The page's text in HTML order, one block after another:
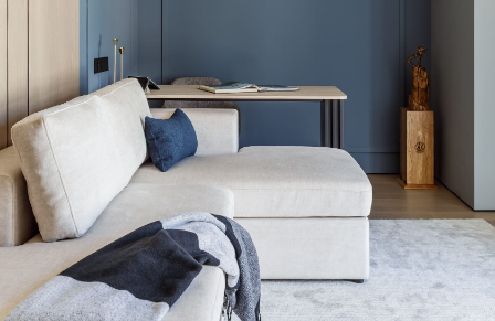
Время начать создавать Ваше
уникальное пространство
Вы готовы?